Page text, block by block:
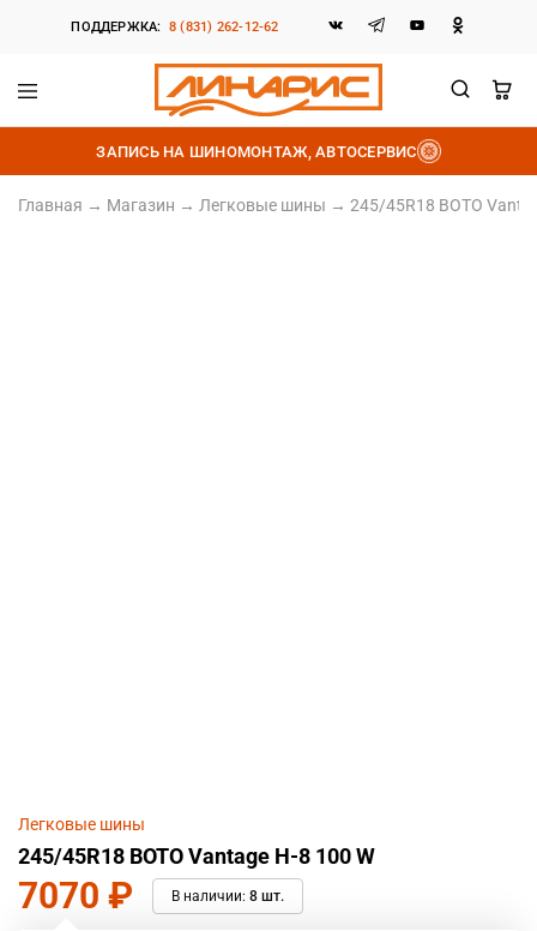
ПОДДЕРЖКА: 8 (831) 262-12-62
Линарис
Продажа
шин,
дисков
и
аккумуляторов
ЗАПИСЬ НА ШИНОМОНТАЖ, АВТОСЕРВИС
Главная → Магазин → Легковые шины → 245/45R18 BOTO
Легковые шины
245/45R18 BOTO Vantage H-8 100 W
7070 ₽ В наличии: 8 шт.